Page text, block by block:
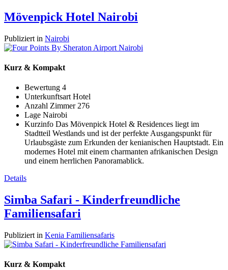
Mövenpick Hotel Nairobi
Publiziert in Nairobi
Kurz & Kompakt
Bewertung 4
Unterkunftsart Hotel
Anzahl Zimmer 276
Lage Nairobi
Kurzinfo Das Mövenpick Hotel & Residences liegt im
Stadtteil Westlands und ist der perfekte Ausgangspunkt für
Urlaubsgäste zum Erkunden der kenianischen Hauptstadt. Ein
modernes Hotel mit einem charmanten afrikanischen Design
und einem herrlichen Panoramablick.
Details
Simba Safari - Kinderfreundliche
Familiensafari
Publiziert in Kenia Familiensafaris
Kurz & Kompakt